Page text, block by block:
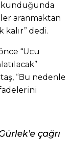
aranmaktan
dedi.
“Ucu
“Bu nedenle
çağrı